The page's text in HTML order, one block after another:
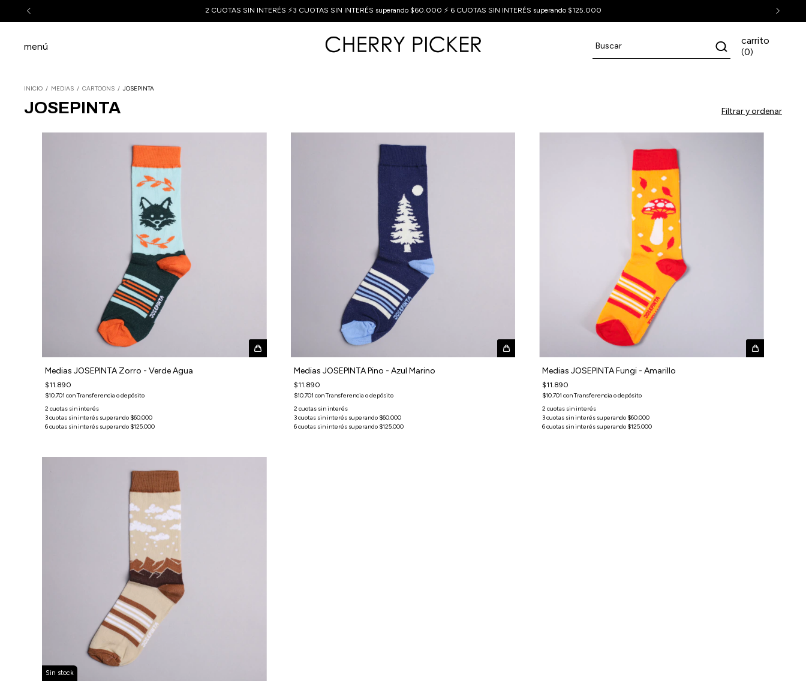
2 CUOTAS SIN INTERÉS ⚡3 CUOTAS SIN INTERÉS superando $60.000 ⚡ 6 CUOTAS SIN INTERÉS superando $125.000
menú carrito
(0)
INICIO / MEDIAS / CARTOONS / JOSEPINTA
JOSEPINTA Filtrar y ordenar
Medias JOSEPINTA Zorro - Verde Agua
$11.890
$10.701 conTransferencia o depósito
Medias JOSEPINTA Pino - Azul Marino
$11.890
$10.701 conTransferencia o depósito
Medias JOSEPINTA Fungi - Amarillo
$11.890
$10.701conTransferencia o depósito
Sin stock